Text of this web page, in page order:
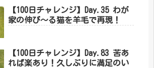
【100日チャレンジ】Day.35 わが
家の伸び〜る猫を羊毛で再現！
【100日チャレンジ】Day.83 苦あ
れば楽あり！久しぶりに満足のい